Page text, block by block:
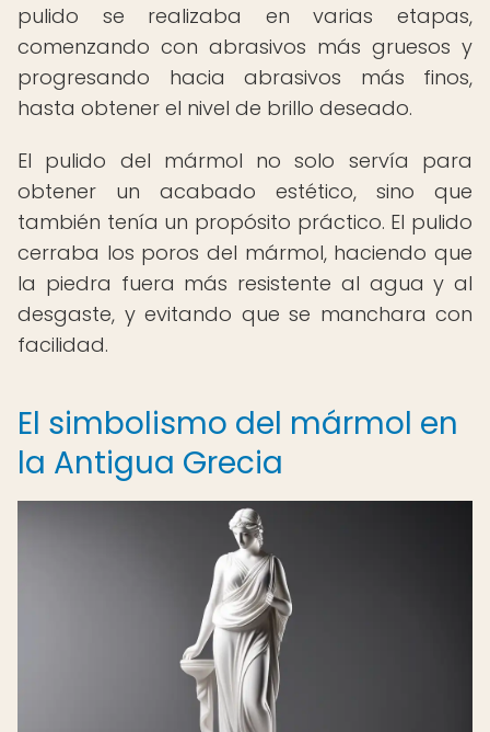
pulido se realizaba en varias etapas,
comenzando con abrasivos más gruesos y
progresando hacia abrasivos más finos,
hasta obtener el nivel de brillo deseado.
El pulido del mármol no solo servía para
obtener un acabado estético, sino que
también tenía un propósito práctico. El pulido
cerraba los poros del mármol, haciendo que
la piedra fuera más resistente al agua y al
desgaste, y evitando que se manchara con
facilidad.
El simbolismo del mármol en
la Antigua Grecia